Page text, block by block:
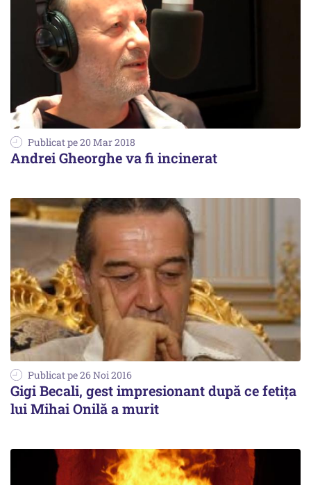
Publicat pe 20 Mar 2018
Andrei Gheorghe va fi incinerat
Publicat pe 26 Noi 2016
Gigi Becali, gest impresionant după ce fetița
lui Mihai Onilă a murit